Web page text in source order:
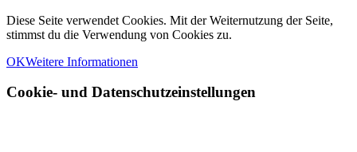
Diese Seite verwendet Cookies. Mit der Weiternutzung der Seite,
stimmst du die Verwendung von Cookies zu.
OKWeitere Informationen
Cookie- und Datenschutzeinstellungen